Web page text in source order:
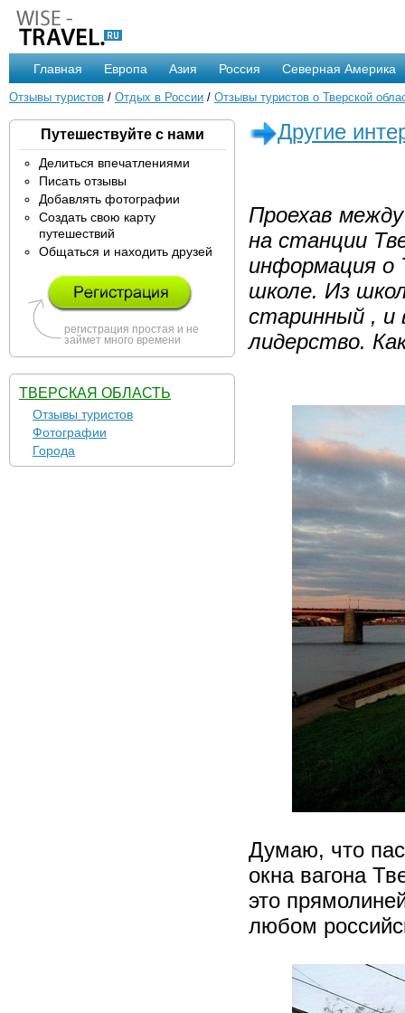
Главная Европа Азия Россия Северная Америка
Отзывы туристов / Отдых в России / Отзывы туристов о Тверской
Путешествуйте с нами
Делиться впечатлениями
Писать отзывы
Добавлять фотографии
Создать свою карту
путешествий
Общаться и находить друзей
регистрация простая и не
займет много времени
ТВЕРСКАЯ ОБЛАСТЬ
Отзывы туристов
Фотографии
Города
Другие
Проехав
на станции
информация о
школе. Из
старинный , и
лидерство.
Думаю, что
окна вагона
это
любом